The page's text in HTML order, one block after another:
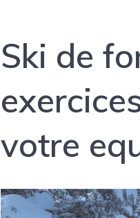
Ski de
votre